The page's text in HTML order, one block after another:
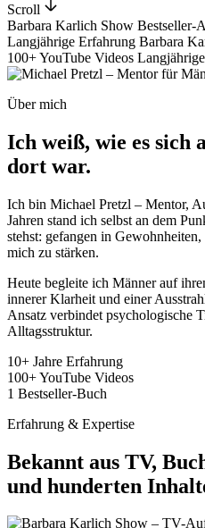
Scroll
Barbara Karlich Show Bestseller-
Langjährige Erfahrung Barbara
100+ YouTube Videos
Über mich
Ich weiß, wie es sich
dort war.
Ich bin Michael Pretzl – Mentor,
Jahren stand ich selbst an dem
stehst: gefangen in
mich zu stärken.
Heute begleite ich Männer auf
innerer Klarheit und einer
Ansatz verbindet psychologische
Alltagsstruktur.
10+ Jahre Erfahrung
100+YouTube Videos
1 Bestseller-Buch
Erfahrung & Expertise
Bekannt aus TV,
und hunderten